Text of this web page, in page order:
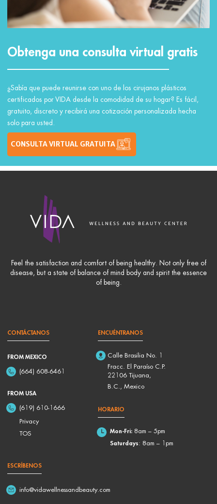
Obtenga una consulta virtual gratis
¿Sabía que puede reunirse con uno de los cirujanos plásticos
certificados por VIDA desde la comodidad de su hogar? Es fácil,
gratuito, discreto y recibirá una cotización personalizada hecha
solo para usted.
CONSULTA VIRTUAL GRATUITA
Feel the satisfaction and comfort of being healthy. Not only free of
disease, but a state of balance of mind body and spirit the essence
of being.
CONTÁCTANOS
FROM MEXICO
(664) 608-6461
FROM USA
(619) 610-1666
Privacy
TOS
ENCUÉNTRANOS
Calle Brasilia No. 1
Fracc. El Paraíso C.P.
22106 Tijuana,
B.C., Mexico
HORARIO
Mon-Fri:8am – 5pm
Saturdays: 8am – 1pm
ESCRÍBENOS
info@vidawellnessandbeauty.com